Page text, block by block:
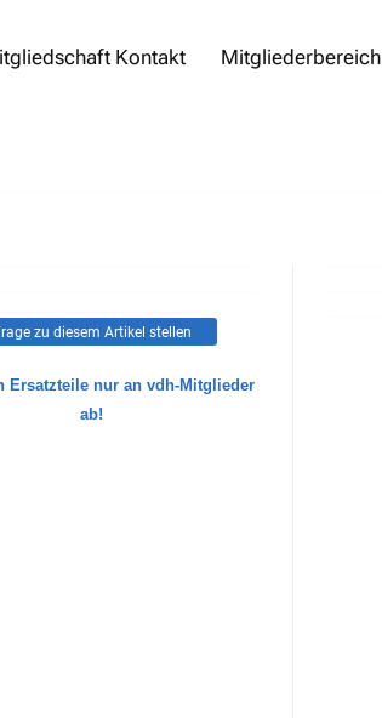
Kontakt Mitgliederbereich
zu diesem Artikel stellen
Ersatzteile nur an vdh-Mitglieder
ab!